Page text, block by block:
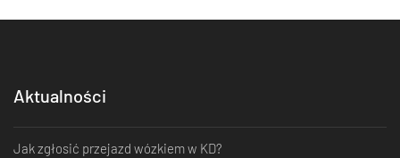
Aktualności
Jak zgłosić przejazd wózkiem w KD?